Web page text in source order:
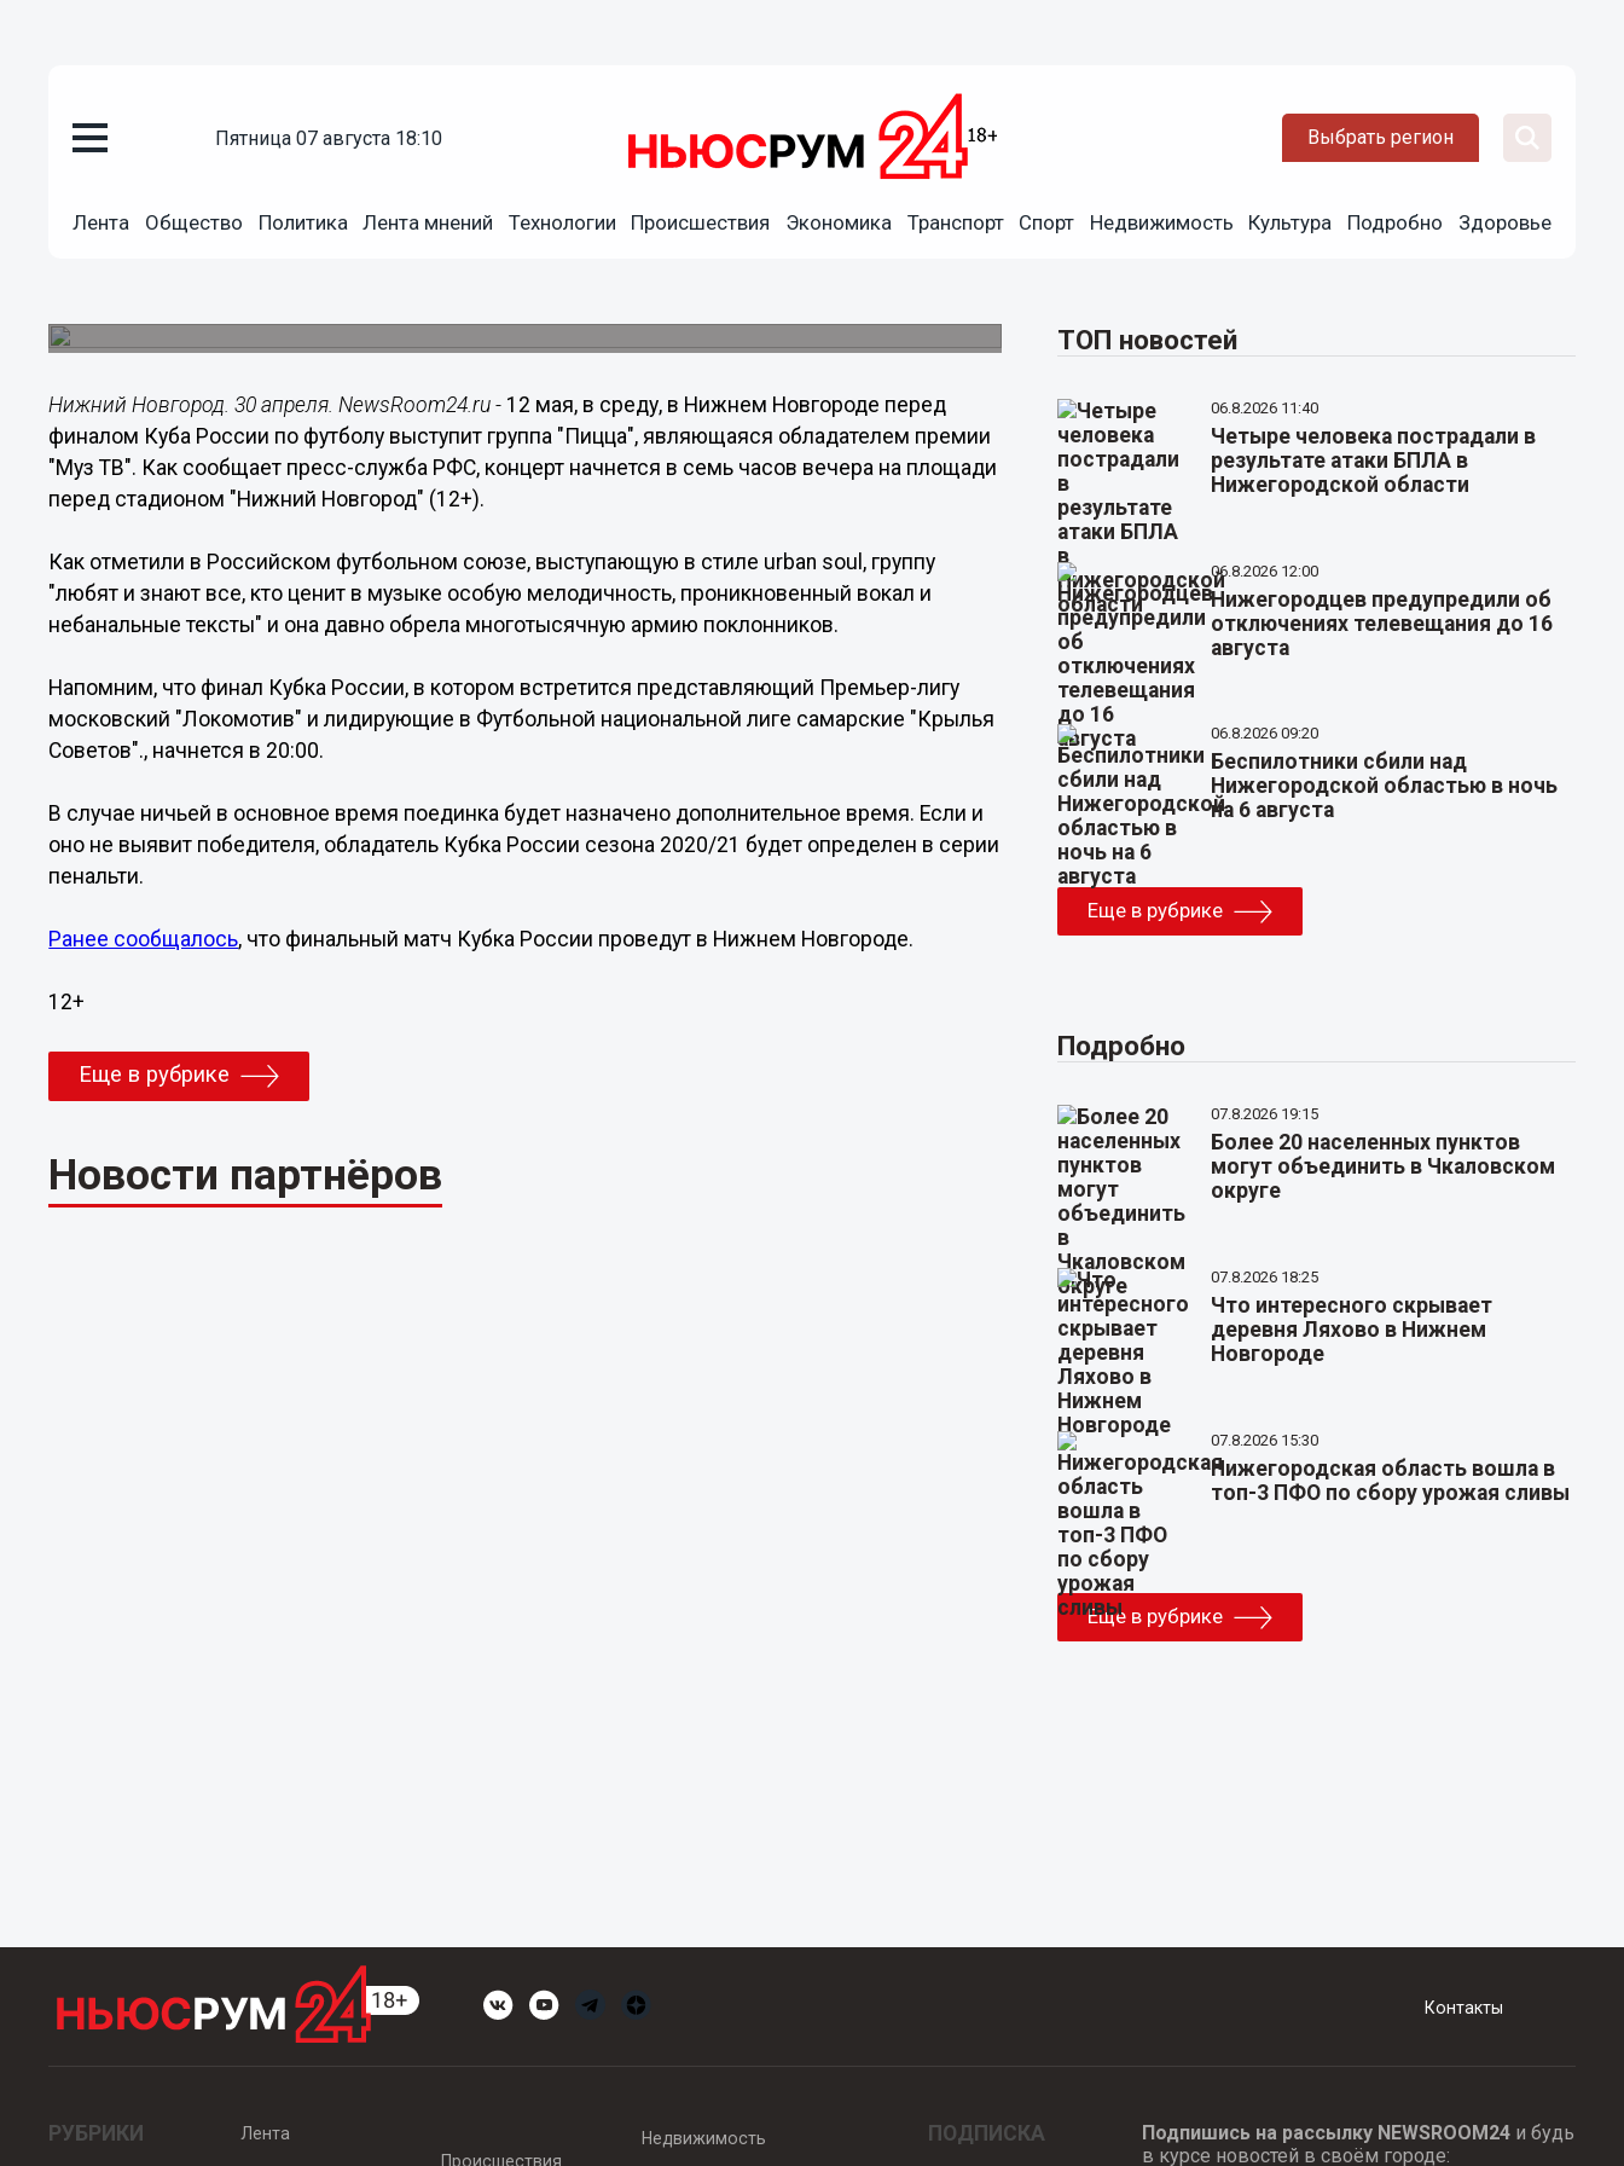
пятница 07 августа 18:10 Выбрать регион
Лента Общество Политика Лента мнений Технологии Происшествия Экономика Транспорт Спорт Недвижимость Культура Подробно Здоровье
Группа «Пицца» выступит в Нижнем Новгороде перед
Нижний Новгород. 30 апреля. NewsRoom24.ru - 12 мая, в среду, в Нижнем Новгороде перед
финалом Куба России по футболу выступит группа "Пицца", являющаяся обладателем премии
"Муз ТВ". Как сообщает пресс-служба РФС, концерт начнется в семь часов вечера на площади
перед стадионом "Нижний Новгород" (12+).
Как отметили в Российском футбольном союзе, выступающую в стиле urban soul, группу
"любят и знают все, кто ценит в музыке особую мелодичность, проникновенный вокал и
небанальные тексты" и она давно обрела многотысячную армию поклонников.
Напомним, что финал Кубка России, в котором встретится представляющий Премьер-лигу
московский "Локомотив" и лидирующие в Футбольной национальной лиге самарские "Крылья
Советов"., начнется в 20:00.
В случае ничьей в основное время поединка будет назначено дополнительное время. Если и
оно не выявит победителя, обладатель Кубка России сезона 2020/21 будет определен в серии
пенальти.
Ранее сообщалось, что финальный матч Кубка России проведут в Нижнем Новгороде.
12+
Еще в рубрике
Новости партнёров
ТОП новостей
06.8.2026 11:40
Четыре человека пострадали в
результате атаки БПЛА в
Нижегородской области
06.8.2026 12:00
Нижегородцев предупредили об
отключениях телевещания до 16
августа
06.8.2026 09:20
Беспилотники сбили над
Нижегородской областью в ночь
на 6 августа
Еще в рубрике
Подробно
07.8.2026 19:15
Более 20 населенных пунктов
могут объединить в Чкаловском
округе
07.8.2026 18:25
Что интересного скрывает
деревня Ляхово в Нижнем
Новгороде
07.8.2026 15:30
Нижегородская область вошла в
топ-3 ПФО по сбору урожая сливы
Еще в рубрике
Контакты
РУБРИКИ
Лента
Происшествия
Недвижимость ПОДПИСКА Подпишись на рассылку NEWSROOM24и будь
в курсе новостей в своём городе: